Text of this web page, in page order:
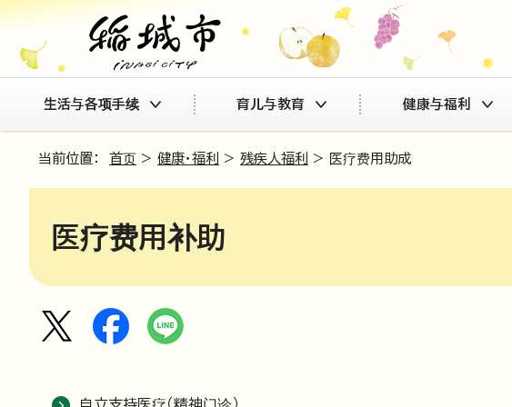
生活与各项手续 育儿与教育 健康与福利
当前位置： 首页 > 健康・福利 > 残疾人福利 > 医疗费用助成
医疗费用补助